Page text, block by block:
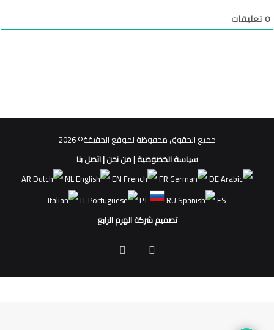
0تعليقات
جميع الحقوق محفوظة لموقع الحقيقة© 2026
سياسة الخصوصية|من نحن|اتصل بنا
AR
NL EN FR
DE
IT
PT RU
ES
تصميم شركة الهرم الرابع
فيسبوك
الموقع